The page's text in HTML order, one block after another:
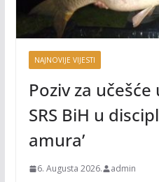
NAJNOVIJE VIJESTI
Poziv za
SRS BiH u
amura’
6. Augusta 2026. admin